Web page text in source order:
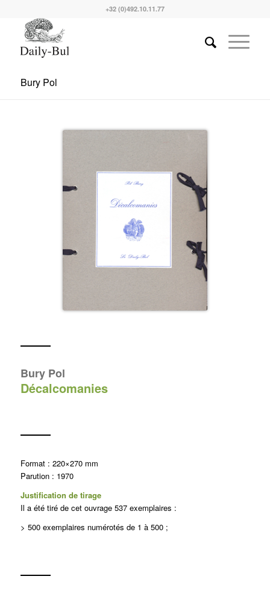
+32 (0)492.10.11.77
Bury Pol
Bury Pol
Décalcomanies
Format : 220×270 mm
Parution : 1970
Justification de tirage
Il a été tiré de cet ouvrage 537 exemplaires :
> 500 exemplaires numérotés de 1 à 500 ;